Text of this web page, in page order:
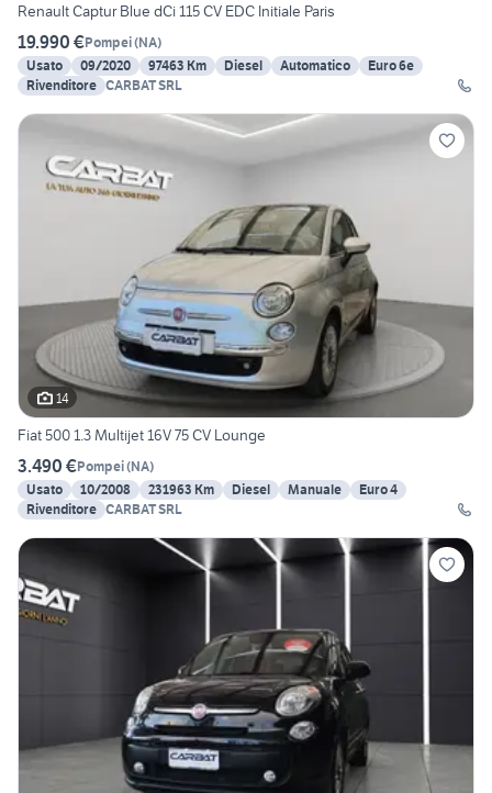
Renault Captur Blue dCi 115 CV EDC Initiale Paris
19.990 €Pompei(NA)
Usato
09/2020 97463 Km Diesel Automatico
Euro 6e
Rivenditore CARBAT SRL
14
Fiat 500 1.3 Multijet 16V 75 CV Lounge
3.490 €Pompei(NA)
Usato
10/2008 231963 Km Diesel Manuale
Euro 4
Rivenditore CARBAT SRL